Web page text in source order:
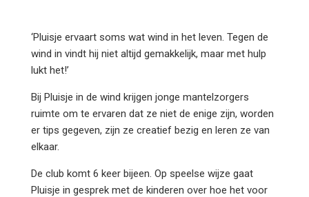
‘Pluisje ervaart soms wat wind in het leven. Tegen de
wind in vindt hij niet altijd gemakkelijk, maar met hulp
lukt het!’
Bij Pluisje in de wind krijgen jonge mantelzorgers
ruimte om te ervaren dat ze niet de enige zijn, worden
er tips gegeven, zijn ze creatief bezig en leren ze van
elkaar.
De club komt 6 keer bijeen. Op speelse wijze gaat
Pluisje in gesprek met de kinderen over hoe het voor